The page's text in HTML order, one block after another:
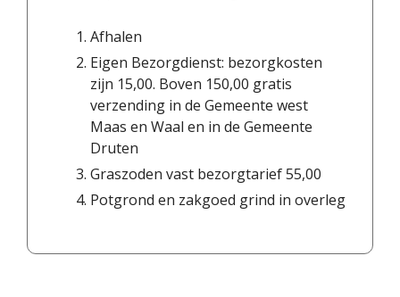
Afhalen
Eigen Bezorgdienst: bezorgkosten
zijn 15,00. Boven 150,00 gratis
verzending in de Gemeente west
Maas en Waal en in de Gemeente
Druten
Graszoden vast bezorgtarief 55,00
Potgrond en zakgoed grind in overleg